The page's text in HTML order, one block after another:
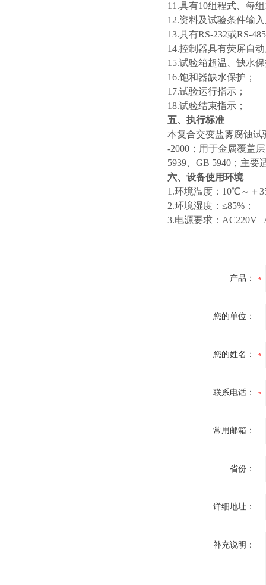
11.具有10组程式、每
12.资料及试验条件输
13.具有RS-232或RS-
14.控制器具有荧屏自
15.试验箱超温、缺水
16.饱和器缺水保护；
17.试验运行指示；
18.试验结束指示；
五、执行标准
本复合交变盐雾腐蚀试
-2000；用于金属覆盖
5939、GB 5940；主
六、设备使用环境
1.环境温度：10℃～＋
2.环境湿度：≤85%；
3.电源要求：AC220V
产品：
您的单位：
您的姓名：
联系电话：
常用邮箱：
省份：
详细地址：
补充说明：